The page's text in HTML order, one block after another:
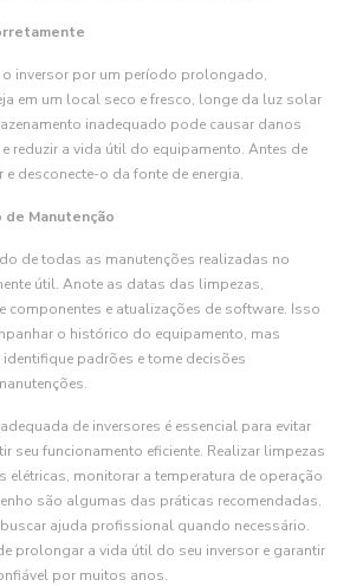
o inversor por um período prolongado,
em um local seco e fresco, longe da luz solar
inadequado pode causar danos
reduzir a vida útil do equipamento. Antes de
desconecte-o da fonte de energia.
de Manutenção
de todas as manutenções realizadas no
útil. Anote as datas das limpezas,
componentes e atualizações de software. Isso
o histórico do equipamento, mas
padrões e tome decisões
de inversores é essencial para evitar
seu funcionamento eficiente. Realizar limpezas
elétricas, monitorar a temperatura de operação
são algumas das práticas recomendadas.
ajuda profissional quando necessário.
prolongar a vida útil do seu inversor e garantir
por muitos anos.